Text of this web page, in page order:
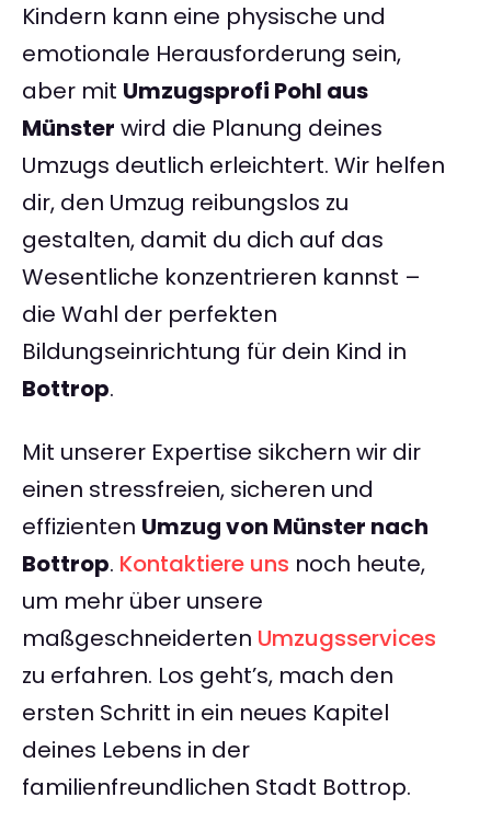
Kindern kann eine physische und
emotionale Herausforderung sein,
aber mit Umzugsprofi Pohl aus
Münster wird die Planung deines
Umzugs deutlich erleichtert. Wir helfen
dir, den Umzug reibungslos zu
gestalten, damit du dich auf das
Wesentliche konzentrieren kannst –
die Wahl der perfekten
Bildungseinrichtung für dein Kind in
Bottrop.
Mit unserer Expertise sikchern wir dir
einen stressfreien, sicheren und
effizienten Umzug von Münster nach
Bottrop. Kontaktiere uns noch heute,
um mehr über unsere
maßgeschneiderten Umzugsservices
zu erfahren. Los geht’s, mach den
ersten Schritt in ein neues Kapitel
deines Lebens in der
familienfreundlichen Stadt Bottrop.